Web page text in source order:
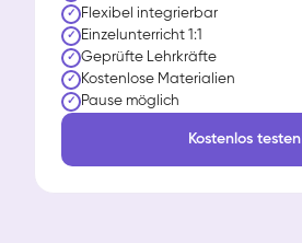
✓ Flexibel integrierbar
✓ Einzelunterricht 1:1
✓ Geprüfte Lehrkräfte
✓ Kostenlose Materialien
✓ Pause möglich
Kostenlos testen